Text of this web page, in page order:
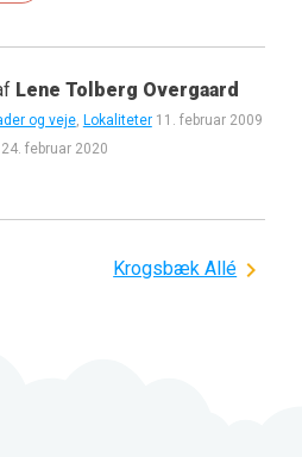
Lene Tolberg Overgaard
og veje, Lokaliteter 11. februar 2009
24. februar 2020
Krogsbæk Allé